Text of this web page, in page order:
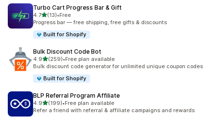
Turbo Cart Progress Bar & Gift
4.75つ星中
(13)
合計レビュー数：13件
•Free
Progress bar — free shipping, free gifts & discounts
Built for Shopify
Bulk Discount Code Bot
4.95つ星中
(259)
合計レビュー数：259件
•Free plan available
Bulk discount code generator for unlimited unique coupon codes
Built for Shopify
BLP Referral Program Affiliate
4.95つ星中
(199)
合計レビュー数：199件
•Free plan available
Refer a friend with referral & affiliate campaigns and rewards